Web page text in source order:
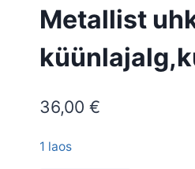
Metallist
36,00 €
1 laos